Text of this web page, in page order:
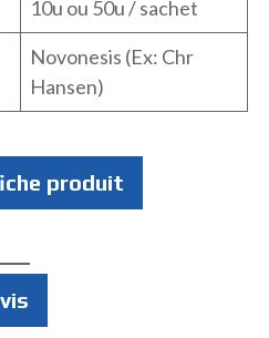
10u ou 50u / sachet
Novonesis (Ex: Chr
Hansen)
produit